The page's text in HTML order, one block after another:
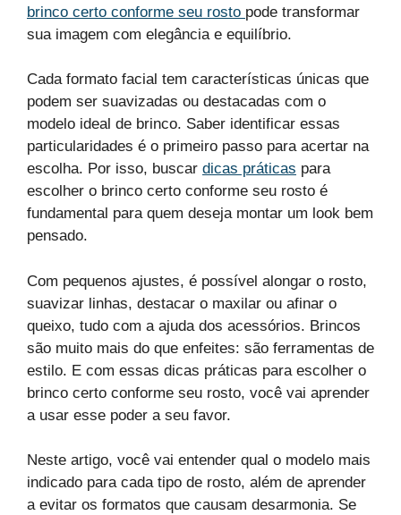
brinco certo conforme seu rosto pode transformar
sua imagem com elegância e equilíbrio.
Cada formato facial tem características únicas que
podem ser suavizadas ou destacadas com o
modelo ideal de brinco. Saber identificar essas
particularidades é o primeiro passo para acertar na
escolha. Por isso, buscar dicas práticas para
escolher o brinco certo conforme seu rosto é
fundamental para quem deseja montar um look bem
pensado.
Com pequenos ajustes, é possível alongar o rosto,
suavizar linhas, destacar o maxilar ou afinar o
queixo, tudo com a ajuda dos acessórios. Brincos
são muito mais do que enfeites: são ferramentas de
estilo. E com essas dicas práticas para escolher o
brinco certo conforme seu rosto, você vai aprender
a usar esse poder a seu favor.
Neste artigo, você vai entender qual o modelo mais
indicado para cada tipo de rosto, além de aprender
a evitar os formatos que causam desarmonia. Se